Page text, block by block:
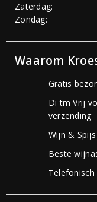
Zaterdag:
Zondag:
Waarom
Gratis
Di tm Vrij
verzending
Wijn &
Beste
Telefonisch